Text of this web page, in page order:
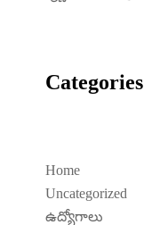
Categories
Home
Uncategorized
ఉద్యోగాలు